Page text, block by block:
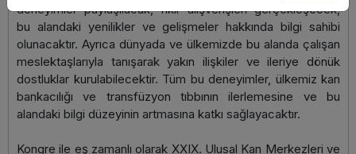
deneyimler paylaşılacak, fikir alışverişleri gerçekleşecek,
bu alandaki yenilikler ve gelişmeler hakkında bilgi sahibi
olunacaktır. Ayrıca dünyada ve ülkemizde bu alanda çalışan
meslektaşlarıyla tanışarak yakın ilişkiler ve ileriye dönük
dostluklar kurulabilecektir. Tüm bu deneyimler, ülkemiz kan
bankacılığı ve transfüzyon tıbbının ilerlemesine ve bu
alandaki bilgi düzeyinin artmasına katkı sağlayacaktır.
Kongre ile eş zamanlı olarak XXIX. Ulusal Kan Merkezleri ve